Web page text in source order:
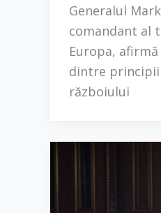
Generalul
comandant al
Europa,
dintre
războiului